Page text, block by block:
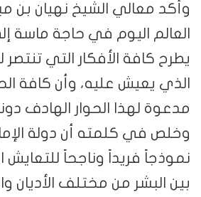
وأكد معالي الشيخ نهيان بن
العالم اليوم في حاجة ماسة
يطرح كافة الأفكار التي
الذي يعيش عليه، وأن كافة
مدعوة لهذا الحوار الهادف
وخلص في كلمته أن دولة
نموذجاً فريداً وناجحاً
بين البشر من مختلف الأديان